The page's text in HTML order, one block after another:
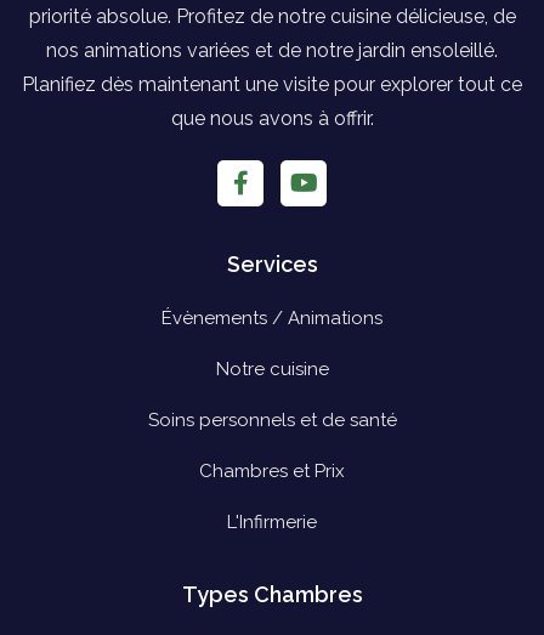
priorité absolue. Profitez de notre cuisine délicieuse, de
nos animations variées et de notre jardin ensoleillé.
Planifiez dès maintenant une visite pour explorer tout ce
que nous avons à offrir.
Services
Évènements / Animations
Notre cuisine
Soins personnels et de santé
Chambres et Prix
L'Infirmerie
Types Chambres